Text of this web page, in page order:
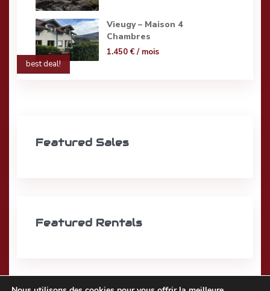
Vieugy – Maison 4
Chambres
1.450 €/ mois
best deal!
Featured Sales
Featured Rentals